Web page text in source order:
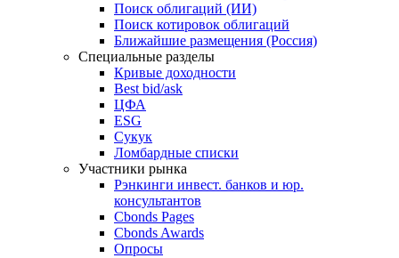
Поиск облигаций (ИИ)
Поиск котировок облигаций
Ближайшие размещения (Россия)
Специальные разделы
Кривые доходности
Best bid/ask
ЦФА
ESG
Сукук
Ломбардные списки
Участники рынка
Рэнкинги инвест. банков и юр.
консультантов
Cbonds Pages
Cbonds Awards
Опросы